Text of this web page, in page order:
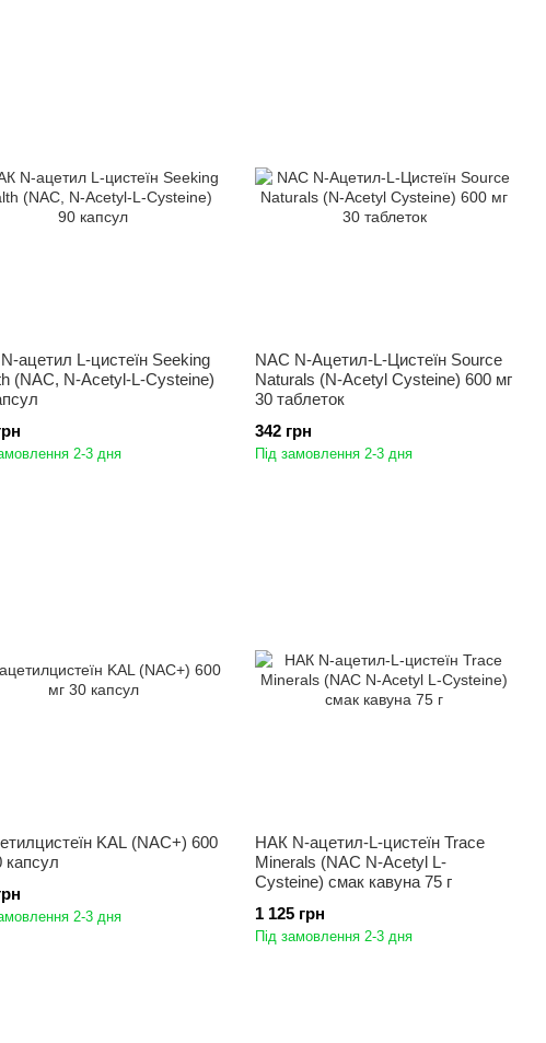
ацетил L-цистеїн Seeking
(NAC, N-Acetyl-L-Cysteine)
2-3 дня
NAC N-Ацетил-L-Цистеїн Source
Naturals (N-Acetyl Cysteine) 600 мг
30 таблеток
342 грн
Під замовлення 2-3 дня
KAL (NAC+) 600
капсул
2-3 дня
НАК N-ацетил-L-цистеїн Trace
Minerals (NAC N-Acetyl L-
Cysteine) смак кавуна 75 г
1 125 грн
Під замовлення 2-3 дня